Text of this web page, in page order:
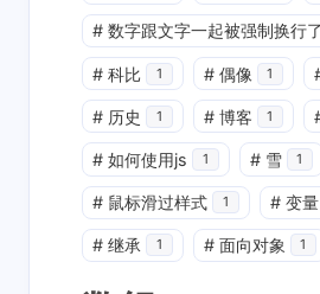
互动
最新评
正在加载中...
# 数字跟文字一起被强制换行
# 科比 1 # 偶像 1
# 历史 1 # 博客 1
# 如何使用js 1 # 雪 1
# 鼠标滑过样式 1 # 变
# 继承 1 # 面向对象 1